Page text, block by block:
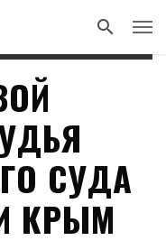
СУДА
КРЫМ